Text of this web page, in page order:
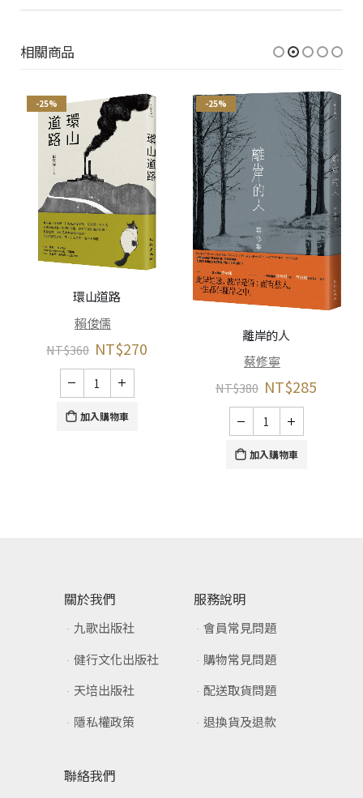
相關商品
-25%
環山道路
賴俊儒
NT$360 NT$270
加入購物車
-25%
離岸的人
蔡修寧
NT$380 NT$285
加入購物車
關於我們
九歌出版社
健行文化出版社
天培出版社
隱私權政策
服務說明
會員常見問題
購物常見問題
配送取貨問題
退換貨及退款
聯絡我們